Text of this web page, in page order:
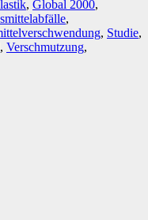
, Global 2000,
,
, Studie,
, Verschmutzung,